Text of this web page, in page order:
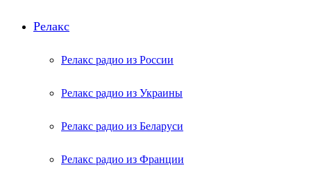
Релакс
Релакс радио из России
Релакс радио из Украины
Релакс радио из Беларуси
Релакс радио из Франции